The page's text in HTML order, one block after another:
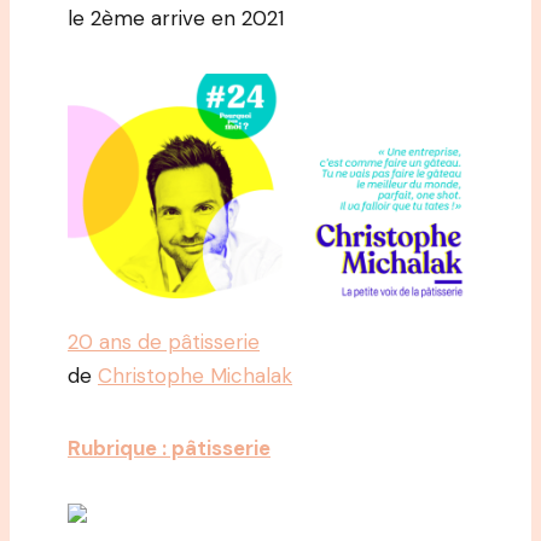
le 2ème arrive en 2021
20 ans de pâtisserie
de Christophe Michalak
Rubrique : pâtisserie